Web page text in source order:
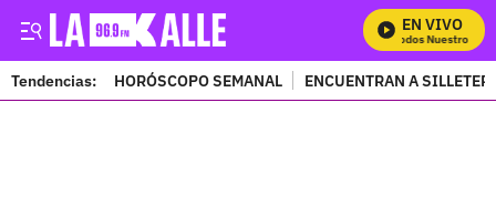
EN VIVO
Mira Todos Nuestros
Tendencias: HORÓSCOPO SEMANAL ENCUENTRAN A